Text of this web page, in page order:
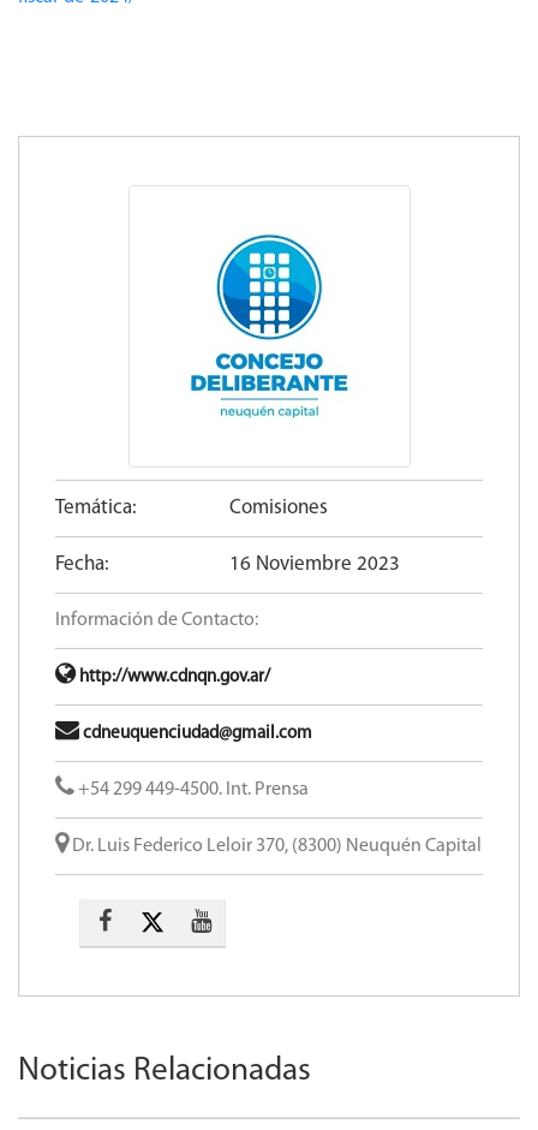
Temática: Comisiones
Fecha: 16 Noviembre 2023
Información de Contacto:
http://www.cdnqn.gov.ar/
cdneuquenciudad@gmail.com
+54 299 449-4500. Int. Prensa
Dr. Luis Federico Leloir 370, (8300) Neuquén Capital
Noticias Relacionadas